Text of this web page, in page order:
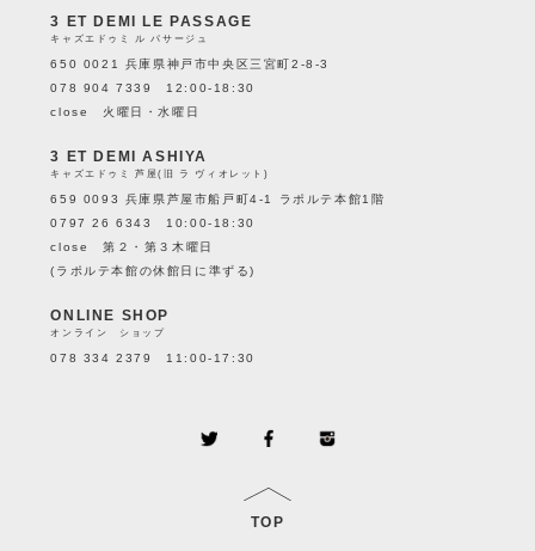
3 ET DEMI LE PASSAGE
キャズエドゥミ ル パサージュ
650 0021 兵庫県神戸市中央区三宮町2-8-3
078 904 7339 12:00-18:30
close 火曜日・水曜日
3 ET DEMI ASHIYA
キャズエドゥミ 芦屋(旧 ラ ヴィオレット)
659 0093 兵庫県芦屋市船戸町4-1 ラポルテ本館1階
0797 26 6343 10:00-18:30
close 第２・第３木曜日
(ラポルテ本館の休館日に準ずる)
ONLINE SHOP
オンライン ショップ
078 334 2379 11:00-17:30
TOP